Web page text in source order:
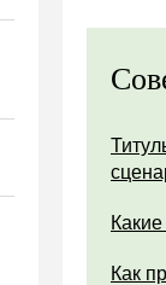
Как